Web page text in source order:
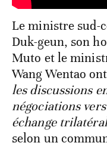
Le ministre sud-
Duk-geun, son
Muto et le
Wang Wentao
les discussions
négociations
échange
selon un